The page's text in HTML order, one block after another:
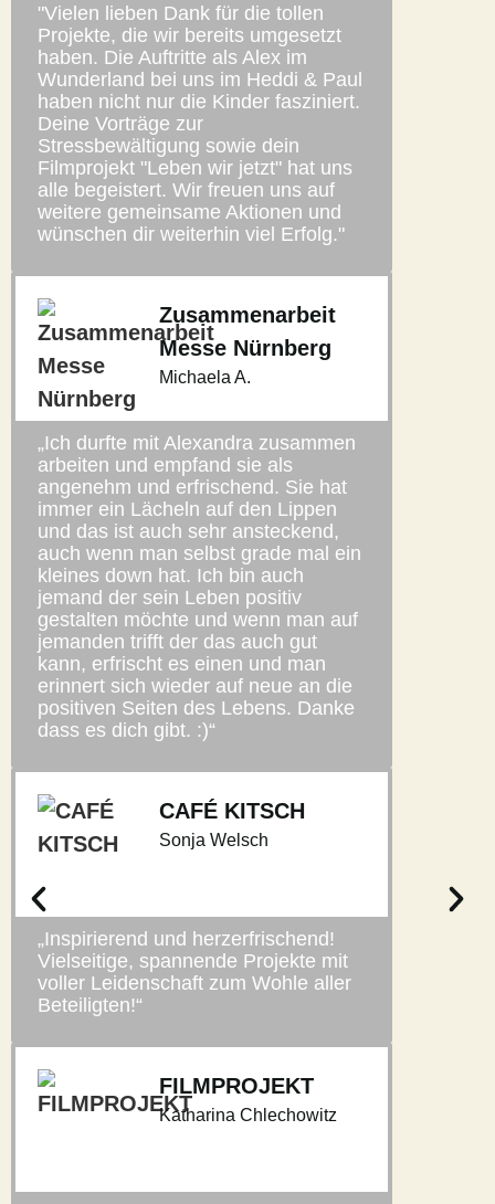
"Vielen lieben Dank für die tollen
Projekte, die wir bereits umgesetzt
haben. Die Auftritte als Alex im
Wunderland bei uns im Heddi & Paul
haben nicht nur die Kinder fasziniert.
Deine Vorträge zur
Stressbewältigung sowie dein
Filmprojekt "Leben wir jetzt" hat uns
alle begeistert. Wir freuen uns auf
weitere gemeinsame Aktionen und
wünschen dir weiterhin viel Erfolg."
Zusammenarbeit
Messe Nürnberg
Michaela A.
„Ich durfte mit Alexandra zusammen
arbeiten und empfand sie als
angenehm und erfrischend. Sie hat
immer ein Lächeln auf den Lippen
und das ist auch sehr ansteckend,
auch wenn man selbst grade mal ein
kleines down hat. Ich bin auch
jemand der sein Leben positiv
gestalten möchte und wenn man auf
jemanden trifft der das auch gut
kann, erfrischt es einen und man
erinnert sich wieder auf neue an die
positiven Seiten des Lebens. Danke
dass es dich gibt. :)“
CAFÉ KITSCH
Sonja Welsch
„Inspirierend und herzerfrischend!
Vielseitige, spannende Projekte mit
voller Leidenschaft zum Wohle aller
Beteiligten!“
FILMPROJEKT
Katharina Chlechowitz